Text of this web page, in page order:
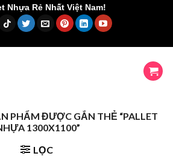
Nhựa Rẻ Nhất Việt Nam!
PHẨM ĐƯỢC GẮN THẺ “PALLET
1300X1100”
LỌC